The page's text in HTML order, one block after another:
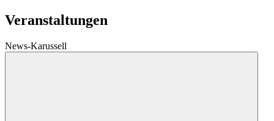
Veranstaltungen
News-Karussell